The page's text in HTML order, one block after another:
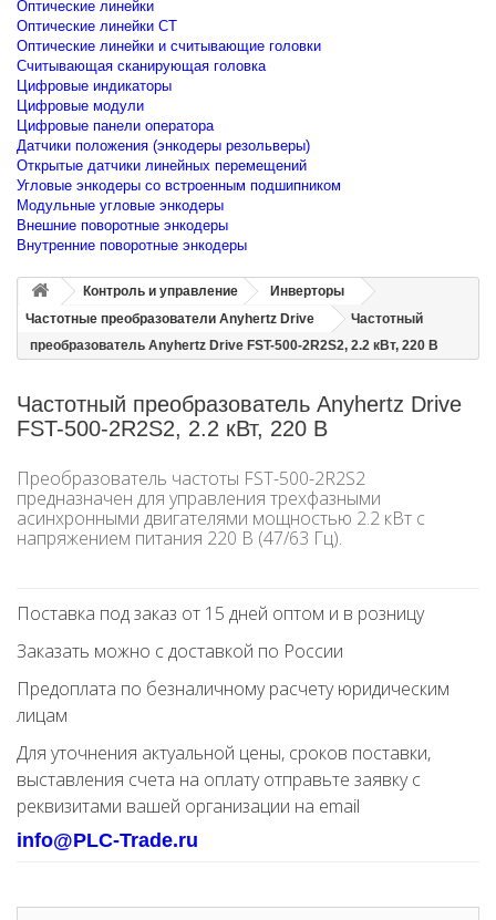
Оптические линейки
Оптические линейки CT
Оптические линейки и считывающие головки
Считывающая сканирующая головка
Цифровые индикаторы
Цифровые модули
Цифровые панели оператора
Датчики положения (энкодеры резольверы)
Открытые датчики линейных перемещений
Угловые энкодеры со встроенным подшипником
Модульные угловые энкодеры
Внешние поворотные энкодеры
Внутренние поворотные энкодеры
Контроль и управление
Инверторы
Частотные преобразователи Anyhertz Drive
Частотный
преобразователь Anyhertz Drive FST-500-2R2S2, 2.2 кВт, 220 В
Частотный преобразователь Anyhertz Drive
FST-500-2R2S2, 2.2 кВт, 220 В
Преобразователь частоты FST-500-2R2S2
предназначен для управления трехфазными
асинхронными двигателями мощностью 2.2 кВт с
напряжением питания 220 В (47/63 Гц).
Поставка под заказ от 15 дней оптом и в розницу
Заказать можно с доставкой по России
Предоплата по безналичному расчету юридическим
лицам
Для уточнения актуальной цены, сроков поставки,
выставления счета на оплату отправьте заявку с
реквизитами вашей организации на email
info@PLC-Trade.ru